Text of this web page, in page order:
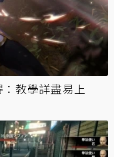
：教學詳盡易上